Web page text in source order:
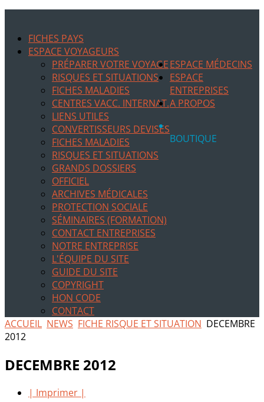
FICHES PAYS
ESPACE VOYAGEURS
PRÉPARER VOTRE VOYAGE
RISQUES ET SITUATIONS
FICHES MALADIES
CENTRES VACC. INTERNAT.
LIENS UTILES
CONVERTISSEURS DEVISES
ESPACE MÉDECINS
FICHES MALADIES
RISQUES ET SITUATIONS
GRANDS DOSSIERS
OFFICIEL
ARCHIVES MÉDICALES
ESPACE
ENTREPRISES
PROTECTION SOCIALE
SÉMINAIRES (FORMATION)
CONTACT ENTREPRISES
A PROPOS
NOTRE ENTREPRISE
L'ÉQUIPE DU SITE
GUIDE DU SITE
COPYRIGHT
HON CODE
CONTACT
BOUTIQUE
ACCUEIL NEWS FICHE RISQUE ET SITUATION DECEMBRE
2012
DECEMBRE 2012
| Imprimer |